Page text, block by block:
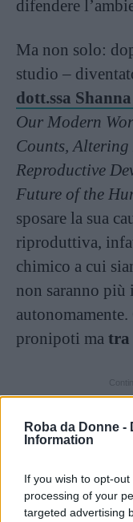
Roba da Donne -
Information
If you wish to opt-
processing of your
targeted advertising
difendere
Ma non solo:
studio –
dott.ssa
Our Modern
Counts,
Reproductive
Future of the
sposare la sua
riproduttiva,
chimico a cui
non saranno
pronipoti ma tra
Nel marzo del
sul Guardian ,
libro della